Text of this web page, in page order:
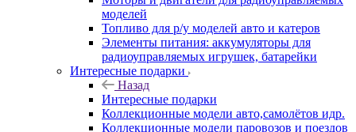
моделей
Топливо для р/у моделей авто и катеров
Элементы питания: аккумуляторы для
радиоуправляемых игрушек, батарейки
Интересные подарки
Назад
Интересные подарки
Коллекционные модели авто,самолётов идр.
Коллекционные модели паровозов и поездов